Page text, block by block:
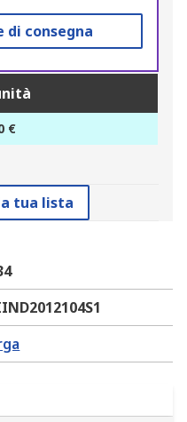
di consegna
€
tua lista